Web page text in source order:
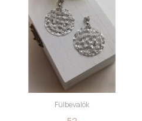
Fülbevalók